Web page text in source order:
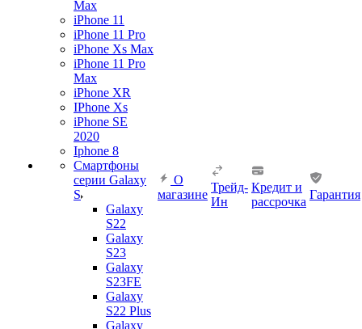
Max
iPhone 11
iPhone 11 Pro
iPhone Xs Max
iPhone 11 Pro
Max
iPhone XR
IPhone Xs
iPhone SE
2020
Iphone 8
Смартфоны
серии Galaxy
S
Galaxy
S22
Galaxy
S23
Galaxy
S23FE
Galaxy
S22 Plus
Galaxy
О
магазине
Трейд-
Ин
Кредит и
рассрочка
Гарантия